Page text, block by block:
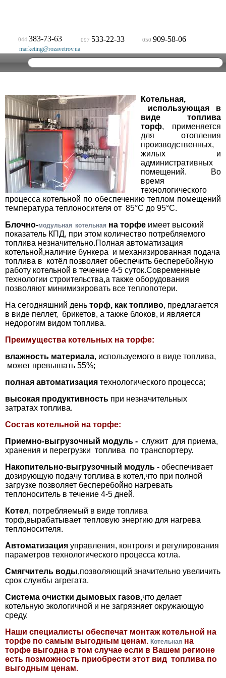
044 383-73-63 097 533-22-33 050 909-58-06
marketing@rozavetrov.ua
Котельная,
использующая в
виде топлива
торф, применяется
для отопления
производственных,
жилых и
административных
помещений. Во
время
технологического
процесса котельной по обеспечению теплом помещений
температура теплоносителя от 85°С до 95°С.
Блочно-модульная котельная на торфе имеет высокий
показатель КПД, при этом количество потребляемого
топлива незначительно.Полная автоматизация
котельной,наличие бункера и механизированная подача
топлива в котёл позволяет обеспечить бесперебойную
работу котельной в течение 4-5 суток.Современные
технологии строительства,а также оборудования
позволяют минимизировать все теплопотери.
На сегодняшний день торф, как топливо, предлагается
в виде пеллет, брикетов, а также блоков, и является
недорогим видом топлива.
Преимущества котельных на торфе:
влажность материала, используемого в виде топлива,
может превышать 55%;
полная автоматизация технологического процесса;
высокая продуктивность при незначительных
затратах топлива.
Состав котельной на торфе:
Приемно-выгрузочный модуль - служит для приема,
хранения и перегрузки топлива по транспортеру.
Накопительно-выгрузочный модуль - обеспечивает
дозирующую подачу топлива в котел,что при полной
загрузке позволяет бесперебойно нагревать
теплоноситель в течение 4-5 дней.
Котел, потребляемый в виде топлива
торф,вырабатывает тепловую энергию для нагрева
теплоносителя.
Автоматизация управления, контроля и регулирования
параметров технологического процесса котла.
Смягчитель воды,позволяющий значительно увеличить
срок службы агрегата.
Система очистки дымовых газов,что делает
котельную экологичной и не загрязняет окружающую
среду.
Наши специалисты обеспечат монтаж котельной на
торфе по самым выгодным ценам. Котельная на
торфе выгодна в том случае если в Вашем регионе
есть позможность приобрести этот вид топлива по
выгодным ценам.